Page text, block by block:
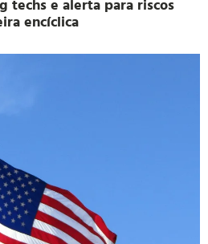
techs e alerta para riscos
encíclica